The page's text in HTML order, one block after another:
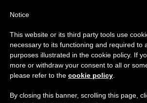
SPIRITUALITÀ E PREGHIERA
Notice
This website or its third party tools use
necessary to its functioning and required to
purposes illustrated in the cookie policy. If
more or withdraw your consent to all or
please refer to the cookie policy
By closing this banner, scrolling this page,